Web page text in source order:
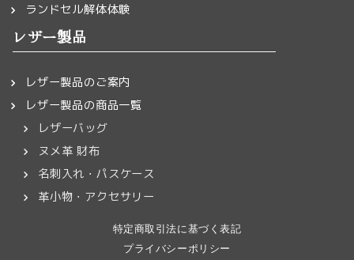
ランドセル解体体験
レザー製品
レザー製品のご案内
レザー製品の商品一覧
レザーバッグ
ヌメ革 財布
名刺入れ・パスケース
革小物・アクセサリー
特定商取引法に基づく表記
プライバシーポリシー